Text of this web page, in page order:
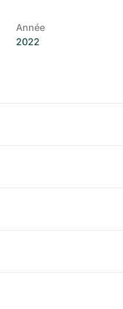
Année
2022